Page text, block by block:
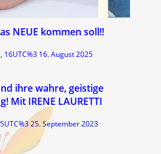
NEUE kommen soll!!
16UTC%3 16. August 2025
ihre wahre, geistige
Mit IRENE LAURETTI
25. September 2023